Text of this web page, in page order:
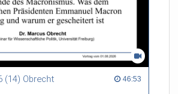
(14) Obrecht 46:53